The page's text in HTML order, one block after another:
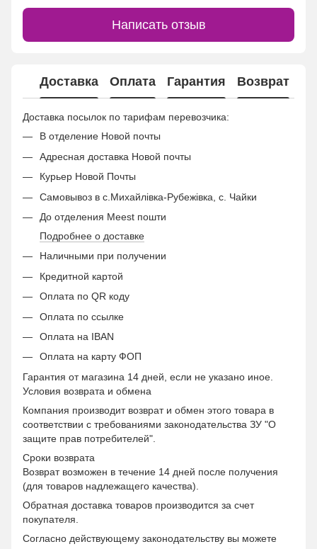
Написать отзыв
Доставка Оплата Гарантия Возврат
Доставка посылок по тарифам перевозчика:
В отделение Новой почты
Адресная доставка Новой почты
Курьер Новой Почты
Самовывоз в с.Михайлівка-Рубежівка, с. Чайки
До отделения Meest пошти
Подробнее о доставке
Наличными при получении
Кредитной картой
Оплата по QR коду
Оплата по ссылке
Оплата на IBAN
Оплата на карту ФОП
Гарантия от магазина 14 дней, если не указано иное.
Условия возврата и обмена
Компания производит возврат и обмен этого товара в
соответствии с требованиями законодательства ЗУ "О
защите прав потребителей".
Сроки возврата
Возврат возможен в течение 14 дней после получения
(для товаров надлежащего качества).
Обратная доставка товаров производится за счет
покупателя.
Согласно действующему законодательству вы можете